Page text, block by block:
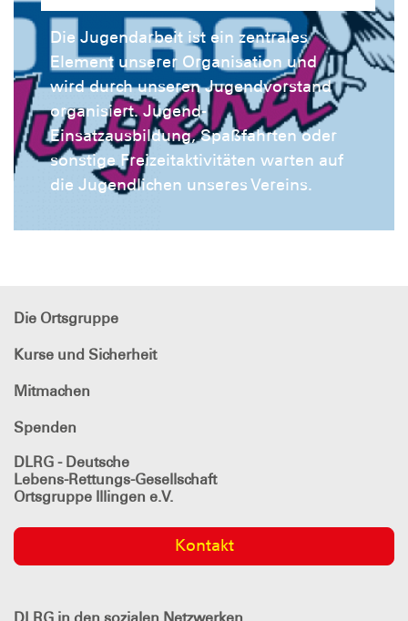
Die Jugendarbeit ist ein zentrales
Element unserer Organisation und
wird durch unseren Jugendvorstand
organisiert. Jugend-
Einsatzausbildung, Spaßfahrten oder
sonstige Freizeitaktivitäten warten auf
die Jugendlichen unseres Vereins.
Die Ortsgruppe
Kurse und Sicherheit
Mitmachen
Spenden
DLRG - Deutsche
Lebens-Rettungs-Gesellschaft
Ortsgruppe Illingen e.V.
Kontakt